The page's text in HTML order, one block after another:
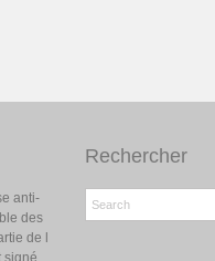
anti-
des
de l
signé
Rechercher